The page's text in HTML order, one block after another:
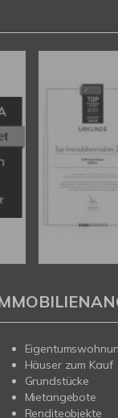
Häuser zum Kauf
Grundstücke
Mietangebote
Renditeobjekte
4,67
/
Blick
Schneller
bei SAW.